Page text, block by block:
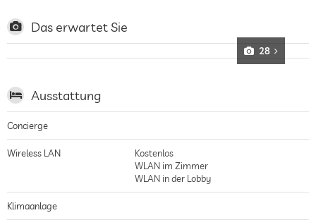
Wellnesshotel
Spa-und Wellnesscenter, Massagen und Yoga, Entspannung und
Meditation, traditionelle Balinesische Therapien und Beautyanwendungen,
großzügige Badezimmer und Open-Air Duschen
Das erwartet Sie
28
Ausstattung
Concierge
Wireless LAN
Kostenlos
WLAN im Zimmer
WLAN in der Lobby
Klimaanlage